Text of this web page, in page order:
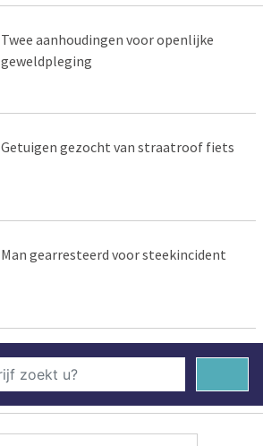
Twee aanhoudingen voor openlijke
geweldpleging
Getuigen gezocht van straatroof fiets
Man gearresteerd voor steekincident